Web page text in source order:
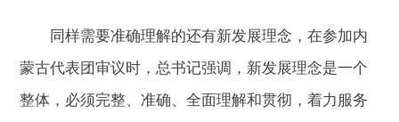
同样需要准确理解的还有新发展理念，在参加内
蒙古代表团审议时，总书记强调，新发展理念是一个
整体，必须完整、准确、全面理解和贯彻，着力服务